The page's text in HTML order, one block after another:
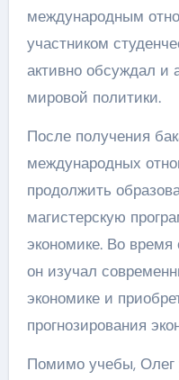
международным
участником
активно обсуждал и
мировой политики.
После получения
международных
продолжить
магистерскую
экономике. Во время
он изучал
экономике и
прогнозирования
Помимо учебы, Олег